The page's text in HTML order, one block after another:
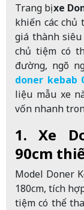
Trang bịxe
khiến các
giá thành siêu
chủ tiệm có
đường, ngõ
doner kebab
liệu mẫu xe
vốn nhanh
1. Xe
90cm
Model Doner
180cm, tích
tiệm có thể